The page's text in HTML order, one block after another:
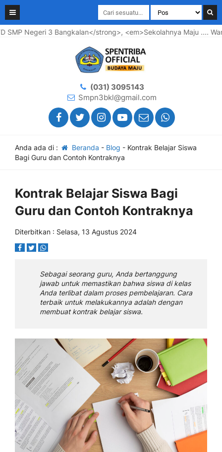
Negeri 3 Bangkalan</strong>, <em>Sekolahnya Maju ....
(031) 3095143
Smpn3bkl@gmail.com
Anda ada di : Beranda - Blog - Kontrak Belajar Siswa
Bagi Guru dan Contoh Kontraknya
Kontrak Belajar Siswa Bagi
Guru dan Contoh Kontraknya
Diterbitkan : Selasa, 13 Agustus 2024
Sebagai seorang guru, Anda bertanggung
jawab untuk memastikan bahwa siswa di kelas
Anda terlibat dalam proses pembelajaran. Cara
terbaik untuk melakukannya adalah dengan
membuat kontrak belajar siswa.